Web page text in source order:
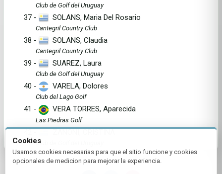
Club de Golf del Uruguay
37 - SOLANS, Maria Del Rosario
Cantegril Country Club
38 - SOLANS, Claudia
Cantegril Country Club
39 - SUAREZ, Laura
Club de Golf del Uruguay
40 - VARELA, Dolores
Club del Lago Golf
41 - VERA TORRES, Aparecida
Las Piedras Golf
Club de Golf del Uruguay
Cookies
Usamos cookies necesarias para que el sitio funcione y cookies
opcionales de medicion para mejorar la experiencia.